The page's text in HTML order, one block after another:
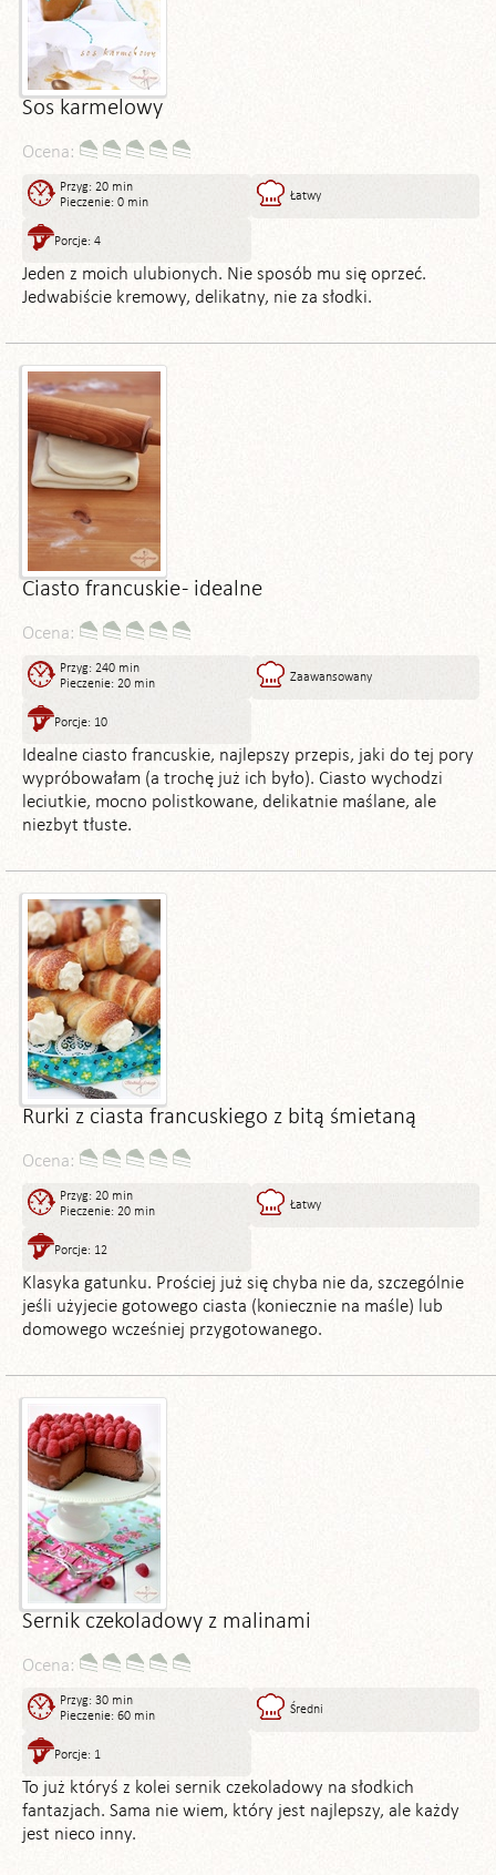
Sos karmelowy
Ocena:
Przyg: 20 min
Pieczenie: 0 min
Łatwy
Porcje: 4
Jeden z moich ulubionych. Nie sposób mu się oprzeć.
Jedwabiście kremowy, delikatny, nie za słodki.
Ciasto francuskie - idealne
Ocena:
Przyg: 240 min
Pieczenie: 20 min
Zaawansowany
Porcje: 10
Idealne ciasto francuskie, najlepszy przepis, jaki do tej pory
wypróbowałam (a trochę już ich było). Ciasto wychodzi
leciutkie, mocno polistkowane, delikatnie maślane, ale
niezbyt tłuste.
Rurki z ciasta francuskiego z bitą śmietaną
Ocena:
Przyg: 20 min
Pieczenie: 20 min
Łatwy
Porcje: 12
Klasyka gatunku. Prościej już się chyba nie da, szczególnie
jeśli użyjecie gotowego ciasta (koniecznie na maśle) lub
domowego wcześniej przygotowanego.
Sernik czekoladowy z malinami
Ocena:
Przyg: 30 min
Pieczenie: 60 min
Średni
Porcje: 1
To już któryś z kolei sernik czekoladowy na słodkich
fantazjach. Sama nie wiem, który jest najlepszy, ale każdy
jest nieco inny.